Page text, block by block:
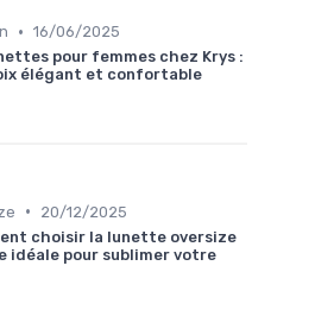
• 16/06/2025
pour femmes chez Krys :
élégant et confortable
•
20/12/2025
choisir la lunette oversize
idéale pour sublimer votre